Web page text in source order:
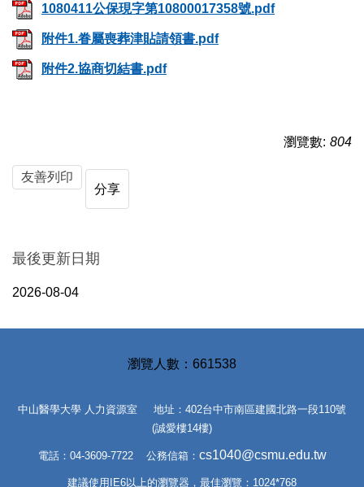
1080411公保現字第10800017358號.pdf
附件1.眷屬喪葬津貼請領書.pdf
附件2.協商切結書.pdf
瀏覽數: 804
友善列印
分享
最後更新日期
2026-08-04
661538
中山醫學大學 人力資源室 地址：402台中市南區建國北路一段110號
(誠愛樓14樓)
電話：04-3609-7722 公務信箱： cs1040@csmu.edu.tw
建議使用IE6以上的瀏覽器，最佳瀏覽：1024*768